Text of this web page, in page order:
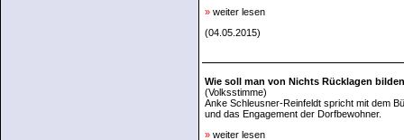
» weiter lesen
(04.05.2015)
Wie soll man von Nichts Rücklagen
(Volksstimme)
Anke Schleusner-Reinfeldt spricht mit dem
und das Engagement der Dorfbewohner.
» weiter lesen